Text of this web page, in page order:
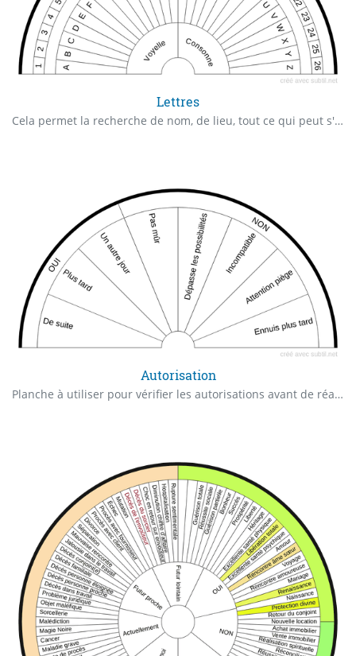
Lettres
Cela permet la recherche de nom, de lieu, tout ce qui peut s'écrire en lettres
Autorisation
Planche à utiliser pour vérifier les autorisations avant de réaliser une action.